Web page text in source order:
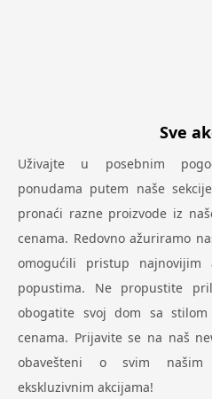
Sve
Uživajte u posebnim
ponudama putem naše
pronaći razne proizvode iz
cenama. Redovno ažuriramo
omogućili pristup najnovijim
popustima. Ne propustite
obogatite svoj dom sa
cenama. Prijavite se na naš
obavešteni o svim
ekskluzivnim akcijama!